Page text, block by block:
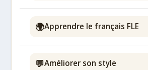
🌍Apprendre le français FLE
💬Améliorer son style